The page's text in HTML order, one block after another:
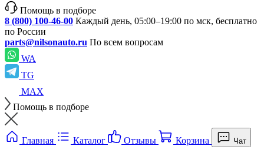
Помощь в подборе
8 (800) 100-46-00 Каждый день, 05:00–19:00 по мск, бесплатно
по России
parts@nilsonauto.ru По всем вопросам
WA
TG
MAX
Помощь в подборе
Главная Каталог Отзывы Корзина Чат